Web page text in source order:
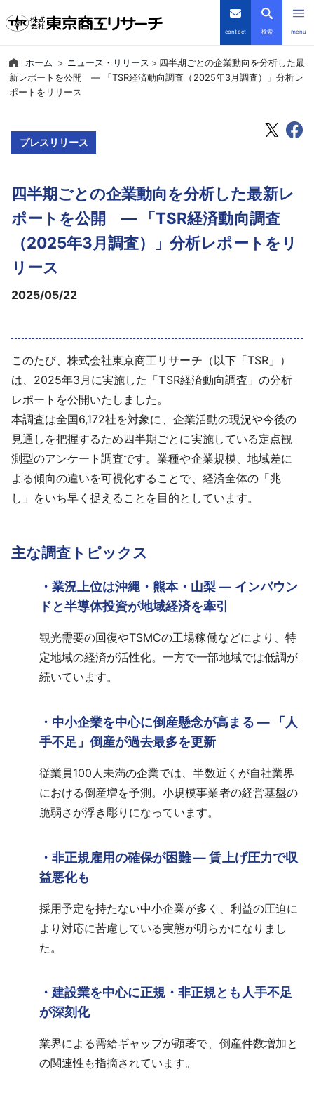
contact 検索 menu
倒産・注目企業情報
優良企業サイト
会社案内
よくあるご質問
English
ホーム ニュース・リリース
四半期ごとの企業動向を分析した最
新レポートを公開 ― 「TSR経済動向調査（2025年3月調査）」分析レ
ポートをリリース
プレスリリース
四半期ごとの企業動向を分析した最新レ
ポートを公開 ― 「TSR経済動向調査
（2025年3月調査）」分析レポートをリ
リース
2025/05/22
このたび、株式会社東京商工リサーチ（以下「TSR」）
は、2025年3月に実施した「TSR経済動向調査」の分析
レポートを公開いたしました。
本調査は全国6,172社を対象に、企業活動の現況や今後の
見通しを把握するため四半期ごとに実施している定点観
測型のアンケート調査です。業種や企業規模、地域差に
よる傾向の違いを可視化することで、経済全体の「兆
し」をいち早く捉えることを目的としています。
主な調査トピックス
・業況上位は沖縄・熊本・山梨 ― インバウン
ドと半導体投資が地域経済を牽引
観光需要の回復やTSMCの工場稼働などにより、特
定地域の経済が活性化。一方で一部地域では低調が
続いています。
・中小企業を中心に倒産懸念が高まる ― 「人
手不足」倒産が過去最多を更新
従業員100人未満の企業では、半数近くが自社業界
における倒産増を予測。小規模事業者の経営基盤の
脆弱さが浮き彫りになっています。
・非正規雇用の確保が困難 ― 賃上げ圧力で収
益悪化も
採用予定を持たない中小企業が多く、利益の圧迫に
より対応に苦慮している実態が明らかになりまし
た。
・建設業を中心に正規・非正規とも人手不足
が深刻化
業界による需給ギャップが顕著で、倒産件数増加と
の関連性も指摘されています。